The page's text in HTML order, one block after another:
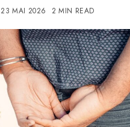
23 MAI 2026 2 MIN READ